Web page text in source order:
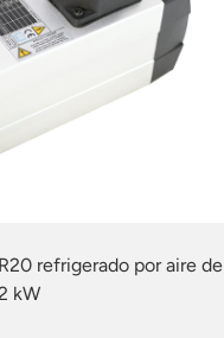
refrigerado por aire de
kW